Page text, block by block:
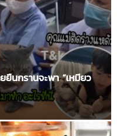
นกรานจะพา “เหมียว